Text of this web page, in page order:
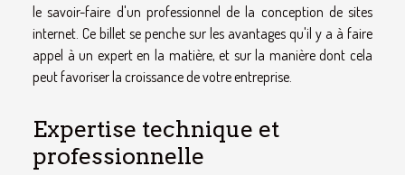
le savoir-faire d'un professionnel de la conception de sites
internet. Ce billet se penche sur les avantages qu'il y a à faire
appel à un expert en la matière, et sur la manière dont cela
peut favoriser la croissance de votre entreprise.
Expertise technique et
professionnelle